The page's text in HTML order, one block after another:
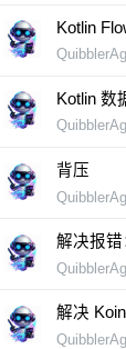
Kotlin
Kotlin 数
背压
解决报错
解决